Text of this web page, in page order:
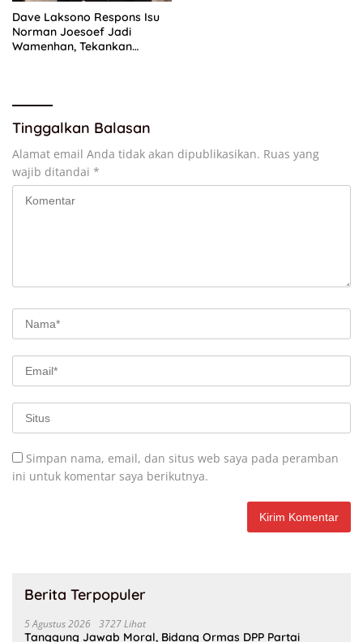
Dave Laksono Respons Isu
Norman Joesoef Jadi
Wamenhan, Tekankan
Tinggalkan Balasan
Alamat email Anda tidak akan dipublikasikan. Ruas yang
wajib ditandai *
Simpan nama, email, dan situs web saya pada peramban
ini untuk komentar saya berikutnya.
Berita Terpopuler
5 Agustus 2026 3727 Lihat
Tanggung Jawab Moral, Bidang Ormas DPP Partai